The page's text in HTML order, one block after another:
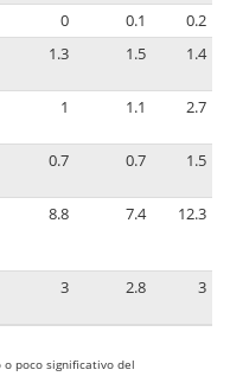
0 0.1
0.2
1.3 1.5 1.4
1 1.1 2.7
0.7 0.7 1.5
8.8 7.4 12.3
3 2.8 3
poco significativo del